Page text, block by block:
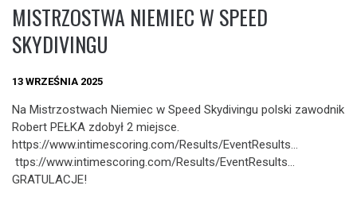
MISTRZOSTWA NIEMIEC W SPEED
SKYDIVINGU
13 WRZEŚNIA 2025
Na Mistrzostwach Niemiec w Speed Skydivingu polski zawodnik
Robert PEŁKA zdobył 2 miejsce.
https://www.intimescoring.com/Results/EventResults…
ttps://www.intimescoring.com/Results/EventResults…
GRATULACJE!